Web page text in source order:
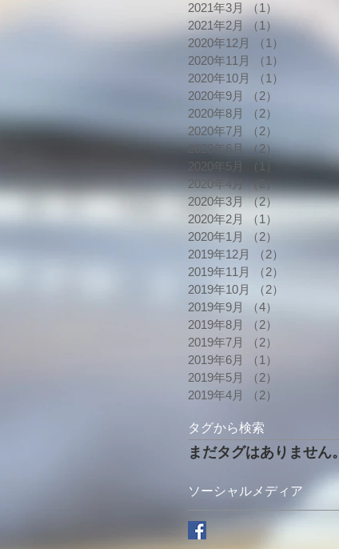
2021年3月
（1）
2021年2月
（1）
2020年12月
（1）
2020年11月
（1）
2020年10月
（1）
2020年9月
（2）
2020年8月
（2）
2020年7月
（2）
2020年6月 （2）2件の記事
2020年5月
（1）
1件の記事
2020年4月 （2）2件の記事
2020年3月 （2）2件の記事
2020年2月
（1）
2020年1月
（2）
2019年12月
（2）
2019年11月
（2）
2019年10月
（2）
2019年9月
（4）
2019年8月
（2）
2019年7月
（2）
2019年6月
（1）
2019年5月
（2）
2019年4月
（2）
タグから検索
まだタグはありません。
ソーシャルメディア